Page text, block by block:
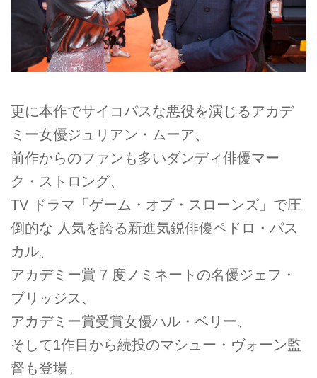
更に本作でサイコパスな悪役を演じるアカデ
ミー女優ジュリアン・ムーア、
前作からのファンも多いダンディ俳優マー
ク・ストロング、
TV ドラマ「ゲーム・オブ・スローンズ」で圧
倒的な 人気を誇る新進気鋭俳優ペドロ・パス
カル、
アカデミー賞 7 度ノミネートの名優ジェフ・
ブリッジス、
アカデミー賞受賞女優ハル・ベリー、
そして1作目から続投のマシュー・ヴォーン監
督も登場。